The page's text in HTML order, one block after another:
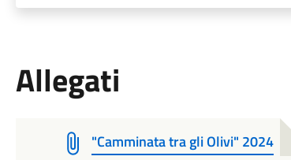
Allegati
"Camminata tra gli Olivi" 2024